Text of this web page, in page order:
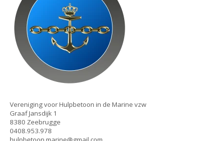
Vereniging voor Hulpbetoon in de Marine vzw
Graaf Jansdijk 1
8380 Zeebrugge
0408.953.978